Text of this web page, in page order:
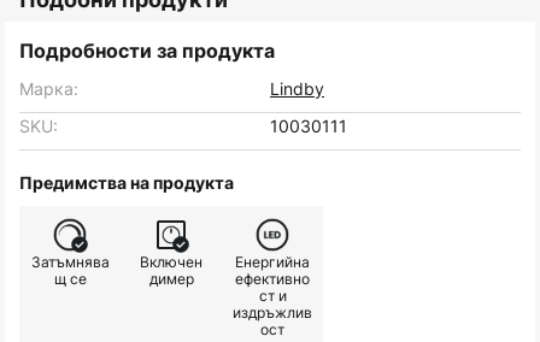
Подробности за продукта
Марка:
Lindby
SKU:
10030111
Предимства на продукта
Затъмнява
щ се
Включен
димер
Енергийна
ефективно
ст и
издръжлив
ост